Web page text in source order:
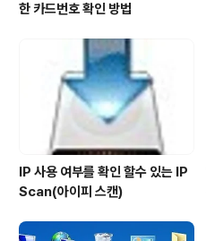
한 카드번호 확인 방법
IP 사용 여부를 확인 할수 있는 IP
Scan(아이피 스캔)